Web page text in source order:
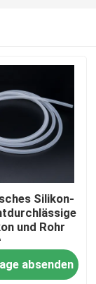
Silikon-
und Rohr
absenden